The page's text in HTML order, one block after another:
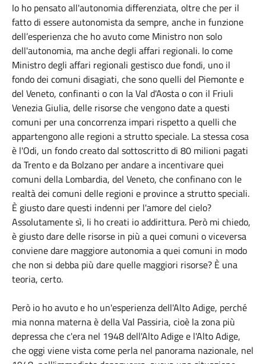
Io ho pensato all'autonomia differenziata, oltre che per il
fatto di essere autonomista da sempre, anche in funzione
dell’esperienza che ho avuto come Ministro non solo
dell'autonomia, ma anche degli affari regionali. Io come
Ministro degli affari regionali gestisco due fondi, uno il
fondo dei comuni disagiati, che sono quelli del Piemonte e
del Veneto, confinanti o con la Val d'Aosta o con il Friuli
Venezia Giulia, delle risorse che vengono date a questi
comuni per una concorrenza impari rispetto a quelli che
appartengono alle regioni a strutto speciale. La stessa cosa
è l'Odi, un fondo creato dal sottoscritto di 80 milioni pagati
da Trento e da Bolzano per andare a incentivare quei
comuni della Lombardia, del Veneto, che confinano con le
realtà dei comuni delle regioni e province a strutto speciali.
È giusto dare questi indenni per l'amore del cielo?
Assolutamente sì, li ho creati io addirittura. Però mi chiedo,
è giusto dare delle risorse in più a quei comuni o viceversa
conviene dare maggiore autonomia a quei comuni in modo
che non si debba più dare quelle maggiori risorse? È una
teoria, certo.
Però io ho avuto e ho un'esperienza dell'Alto Adige, perché
mia nonna materna è della Val Passiria, cioè la zona più
depressa che c'era nel 1948 dell'Alto Adige e l'Alto Adige,
che oggi viene vista come perla nel panorama nazionale, nel